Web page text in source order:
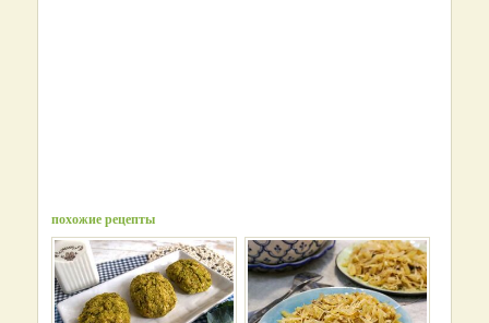
похожие рецепты